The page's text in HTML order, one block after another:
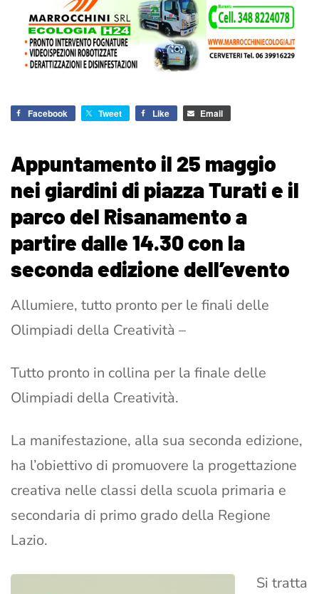
Facebook Tweet Like Email
Appuntamento il 25 maggio
nei giardini di piazza Turati e il
parco del Risanamento a
partire dalle 14.30 con la
seconda edizione dell’evento
Allumiere, tutto pronto per le finali delle
Olimpiadi della Creatività –
Tutto pronto in collina per la finale delle
Olimpiadi della Creatività.
La manifestazione, alla sua seconda edizione,
ha l’obiettivo di promuovere la progettazione
creativa nelle classi della scuola primaria e
secondaria di primo grado della Regione
Lazio.
Si tratta